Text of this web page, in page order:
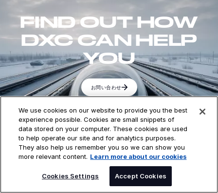
FIND OUT HOW
DXC CAN HELP
YOU
お問い合わせ
DXC Technology（NYSE: DXC）は世界をリードするテ
クノロジー企業であり、グローバル企業や公共機関のイ
ノベーションパートナーとして、ソフトウェア、サービ
We use cookies on our website to provide you the best
experience possible. Cookies are small snippets of
data stored on your computer. These cookies are used
to help operate our site and for analytics purposes.
They also help us remember you so we can show you
more relevant content. Learn more about our cookies
Cookies Settings Accept Cookies